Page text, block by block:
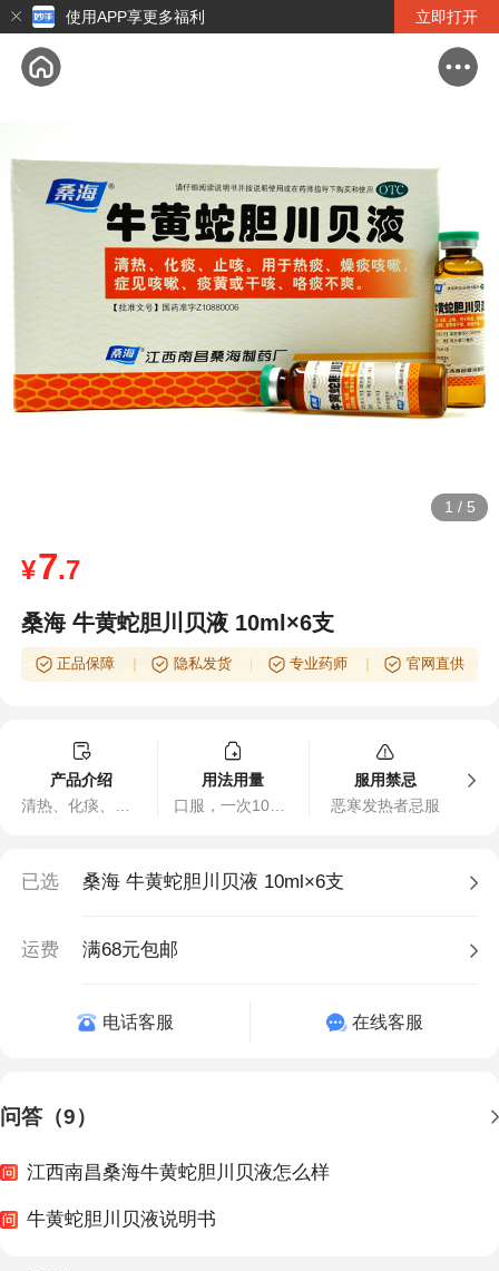
使用APP享更多福利 立即打开
1 / 5
¥7.7
桑海 牛黄蛇胆川贝液 10ml×6支
正品保障 隐私发货 专业药师 官网直供
产品介绍
用法用量
口服，一次10ml，一日3次，小儿酌减或遵医嘱。
服用禁忌
恶寒发热者忌服
已选 桑海 牛黄蛇胆川贝液 10ml×6支
运费 满68元包邮
电话客服 在线客服
问答（9）
江西南昌桑海牛黄蛇胆川贝液怎么样
牛黄蛇胆川贝液说明书